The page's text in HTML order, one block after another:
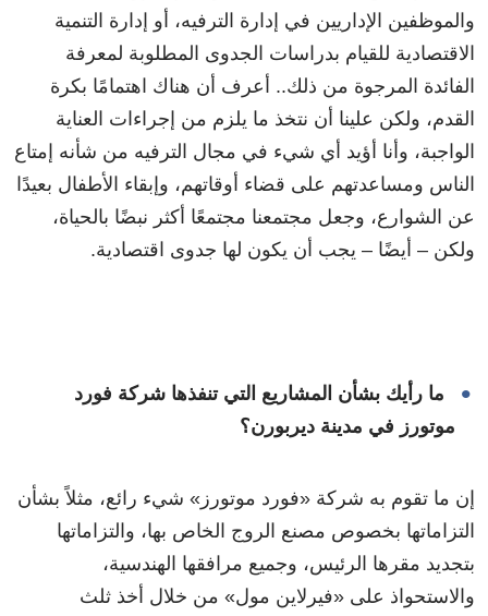
والموظفين الإداريين في إدارة الترفيه، أو إدارة التنمية
الاقتصادية للقيام بدراسات الجدوى المطلوبة لمعرفة
الفائدة المرجوة من ذلك.. أعرف أن هناك اهتمامًا بكرة
القدم، ولكن علينا أن نتخذ ما يلزم من إجراءات العناية
الواجبة، وأنا أؤيد أي شيء في مجال الترفيه من شأنه إمتاع
الناس ومساعدتهم على قضاء أوقاتهم، وإبقاء الأطفال بعيدًا
عن الشوارع، وجعل مجتمعنا مجتمعًا أكثر نبضًا بالحياة،
ولكن – أيضًا – يجب أن يكون لها جدوى اقتصادية.
ما رأيك بشأن المشاريع التي تنفذها شركة فورد
موتورز في مدينة ديربورن؟
إن ما تقوم به شركة «فورد موتورز» شيء رائع، مثلاً بشأن
التزاماتها بخصوص مصنع الروج الخاص بها، والتزاماتها
بتجديد مقرها الرئيس، وجميع مرافقها الهندسية،
والاستحواذ على «فيرلاين مول» من خلال أخذ ثلث